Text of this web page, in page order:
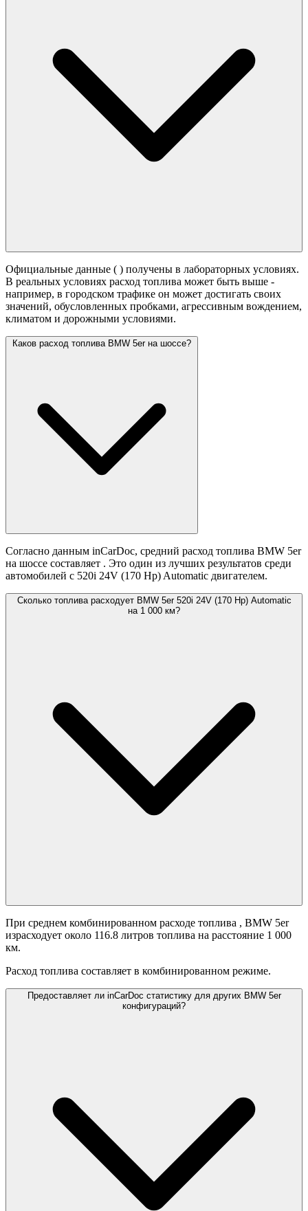
Официальные данные ( ) получены в лабораторных условиях.
В реальных условиях расход топлива может быть выше -
например, в городском трафике он может достигать своих
значений, обусловленных пробками, агрессивным вождением,
климатом и дорожными условиями.
Каков расход топлива BMW 5er на шоссе?
Согласно данным inCarDoc, средний расход топлива BMW 5er
на шоссе составляет . Это один из лучших результатов среди
автомобилей с 520i 24V (170 Hp) Automatic двигателем.
Сколько топлива расходует BMW 5er 520i 24V (170 Hp) Automatic
на 1 000 км?
При среднем комбинированном расходе топлива , BMW 5er
израсходует около 116.8 литров топлива на расстояние 1 000
км.
Расход топлива составляет в комбинированном режиме.
Предоставляет ли inCarDoc статистику для других BMW 5er
конфигураций?